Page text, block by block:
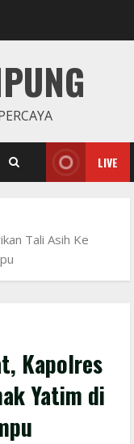
LIVE
Tali Asih Ke
Kapolres
Yatim di